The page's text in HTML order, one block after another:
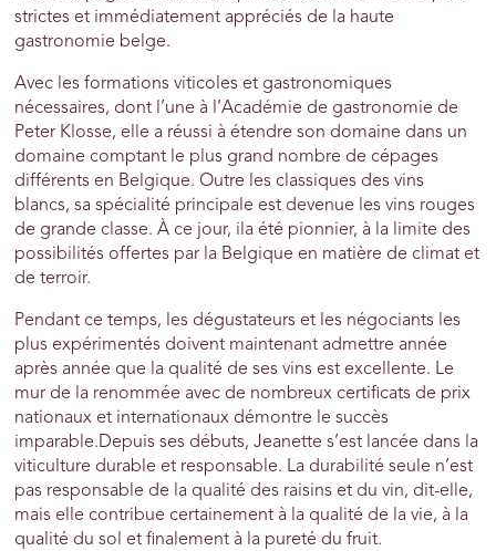
strictes et immédiatement appréciés de la haute
gastronomie belge.
Avec les formations viticoles et gastronomiques
nécessaires, dont l’une à l’Académie de gastronomie de
Peter Klosse, elle a réussi à étendre son domaine dans un
domaine comptant le plus grand nombre de cépages
différents en Belgique. Outre les classiques des vins
blancs, sa spécialité principale est devenue les vins rouges
de grande classe. À ce jour, ila été pionnier, à la limite des
possibilités offertes par la Belgique en matière de climat et
de terroir.
Pendant ce temps, les dégustateurs et les négociants les
plus expérimentés doivent maintenant admettre année
après année que la qualité de ses vins est excellente. Le
mur de la renommée avec de nombreux certificats de prix
nationaux et internationaux démontre le succès
imparable.Depuis ses débuts, Jeanette s’est lancée dans la
viticulture durable et responsable. La durabilité seule n’est
pas responsable de la qualité des raisins et du vin, dit-elle,
mais elle contribue certainement à la qualité de la vie, à la
qualité du sol et finalement à la pureté du fruit.